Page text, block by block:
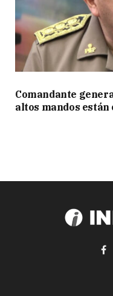
Comandante
altos mandos